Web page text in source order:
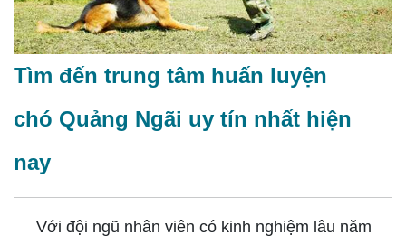
Tìm đến trung tâm huấn luyện
chó Quảng Ngãi uy tín nhất hiện
nay
Với đội ngũ nhân viên có kinh nghiệm lâu năm